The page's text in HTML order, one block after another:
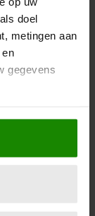
doel
metingen aan
gegevens
locatie,
zijn